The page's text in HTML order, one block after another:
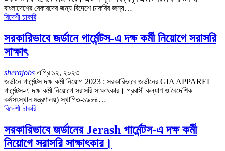
বাংলাদেশের বেকারদের জন্য বিদেশে চাকরির জন্য…
বিদেশী চাকরি
সরকারিভাবে জর্ডানে গার্মেন্টস-এ দক্ষ কর্মী নিয়োগে সরাসরি
সাক্ষাৎ
sherajobs এপ্রি ১২, ২০২৩
জর্ডানে গার্মেন্টস দক্ষ কর্মী নিয়োগ 2023 : সরকারিভাবে জর্ডানের GIA APPAREL
গার্মেন্টস-এ দক্ষ কর্মী নিয়োগে সরাসরি সাক্ষাৎকার। প্রবাসী কল্যাণ ও বৈদেশিক
কর্মসংস্থান মন্ত্রণালয়) স্থাপিত-১৯৮৪…
বিদেশী চাকরি
সরকারিভাবে জর্ডানের Jerash গার্মেন্টস-এ দক্ষ কর্মী
নিয়োগে সরাসরি সাক্ষাৎকার।